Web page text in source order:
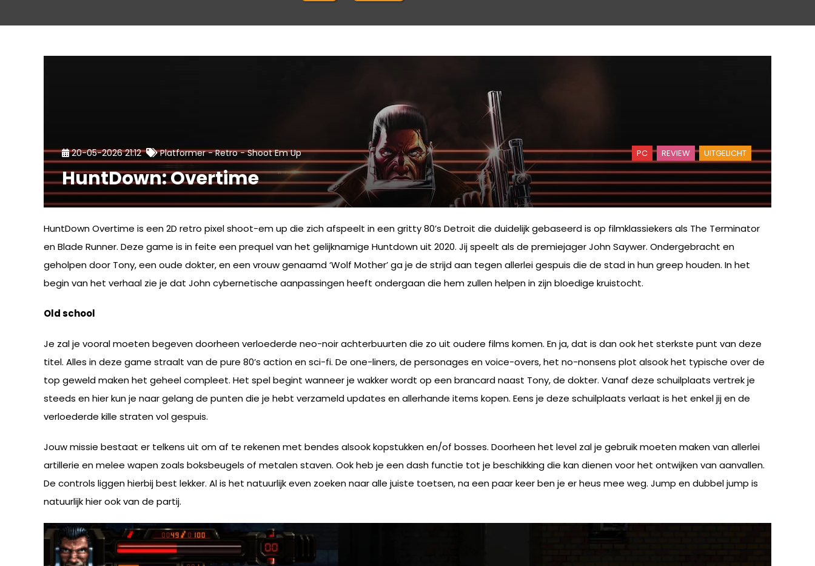
PC REVIEW UITGELICHT
20-05-2026 21:12 Platformer-Retro-Shoot Em Up
HuntDown: Overtime
HuntDown Overtime is een 2D retro pixel shoot-em up die zich afspeelt in een gritty 80’s Detroit die duidelijk gebaseerd is op filmklassiekers als The Terminator
en Blade Runner. Deze game is in feite een prequel van het gelijknamige Huntdown uit 2020. Jij speelt als de premiejager John Saywer. Ondergebracht en
geholpen door Tony, een oude dokter, en een vrouw genaamd ‘Wolf Mother’ ga je de strijd aan tegen allerlei gespuis die de stad in hun greep houden. In het
begin van het verhaal zie je dat John cybernetische aanpassingen heeft ondergaan die hem zullen helpen in zijn bloedige kruistocht.
Old school
Je zal je vooral moeten begeven doorheen verloederde neo-noir achterbuurten die zo uit oudere films komen. En ja, dat is dan ook het sterkste punt van deze
titel. Alles in deze game straalt van de pure 80’s action en sci-fi. De one-liners, de personages en voice-overs, het no-nonsens plot alsook het typische over de
top geweld maken het geheel compleet. Het spel begint wanneer je wakker wordt op een brancard naast Tony, de dokter. Vanaf deze schuilplaats vertrek je
steeds en hier kun je naar gelang de punten die je hebt verzameld updates en allerhande items kopen. Eens je deze schuilplaats verlaat is het enkel jij en de
verloederde kille straten vol gespuis.
Jouw missie bestaat er telkens uit om af te rekenen met bendes alsook kopstukken en/of bosses. Doorheen het level zal je gebruik moeten maken van allerlei
artillerie en melee wapen zoals boksbeugels of metalen staven. Ook heb je een dash functie tot je beschikking die kan dienen voor het ontwijken van aanvallen.
De controls liggen hierbij best lekker. Al is het natuurlijk even zoeken naar alle juiste toetsen, na een paar keer ben je er heus mee weg. Jump en dubbel jump is
natuurlijk hier ook van de partij.